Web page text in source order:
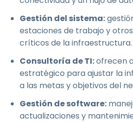
Gestión del sistema:
estaciones de trabajo y
críticos de la infraestructura.
Consultoría de TI:ofrecen
estratégico para ajustar la
a las metas y objetivos del
Gestión de software:
actualizaciones y